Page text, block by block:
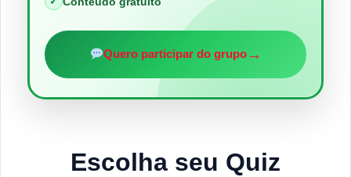
Quero participar do grupo→
Escolha seu Quiz